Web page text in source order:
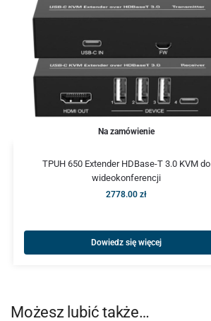
Na zamówienie
TPUH 650 Extender HDBase-T 3.0 KVM do
wideokonferencji
2778.00 zł
Dowiedz się więcej
Możesz lubić także…